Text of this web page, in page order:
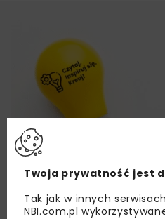
Twoja prywatność jest
Tak jak w innych
NBI.com.pl